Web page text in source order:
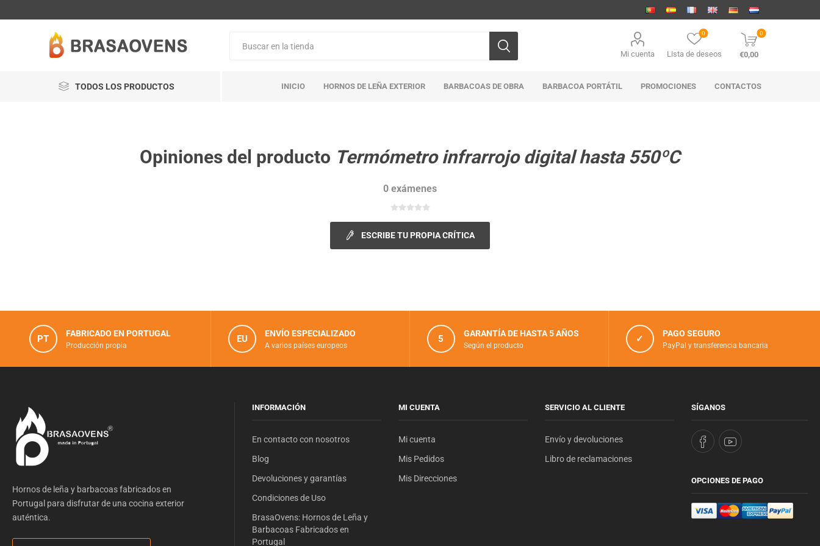
Mi cuenta Lista de deseos
0 0
€0,00
TODOS LOS PRODUCTOS INICIO HORNOS DE LEÑA EXTERIOR BARBACOAS DE OBRA BARBACOA PORTÁTIL PROMOCIONES CONTACTOS
Opiniones del producto Termómetro infrarrojo digital hasta 550ºC
0 exámenes
ESCRIBE TU PROPIA CRÍTICA
PT FABRICADO EN PORTUGAL
Producción propia
EU ENVÍO ESPECIALIZADO
A varios países europeos
5 GARANTÍA DE HASTA 5 AÑOS
Según el producto
✓ PAGO SEGURO
PayPal y transferencia bancaria
Hornos de leña y barbacoas fabricados en
Portugal para disfrutar de una cocina exterior
auténtica.
INFORMACIÓN
En contacto con nosotros
Blog
Devoluciones y garantías
Condiciones de Uso
BrasaOvens: Hornos de Leña y
Barbacoas Fabricados en
Portugal
MI CUENTA
Mi cuenta
Mis Pedidos
Mis Direcciones
SERVICIO AL CLIENTE
Envío y devoluciones
Libro de reclamaciones
SÍGANOS
OPCIONES DE PAGO